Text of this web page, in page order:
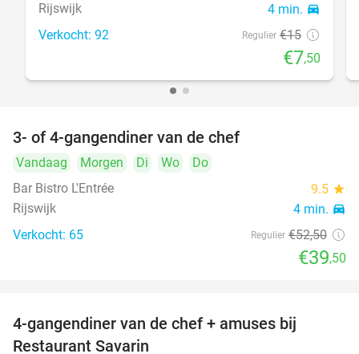
Rijswijk 4 min. directions_car
Verkocht: 92 Regulier €15
€7,50
3- of 4-gangendiner van de chef
Vandaag Morgen Di Wo
Do
Bar Bistro L'Entrée
9.5 star
Rijswijk 4 min. directions_car
Verkocht: 65 Regulier €52,50
€39,50
4-gangendiner van de chef + amuses bij
Restaurant Savarin